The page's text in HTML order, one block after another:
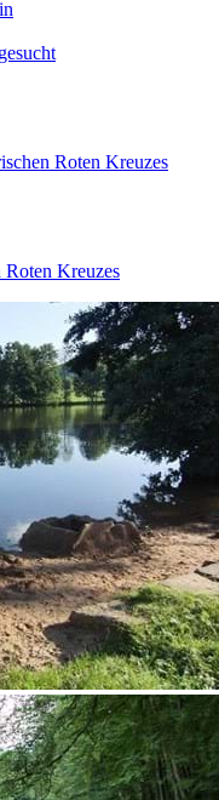
Roten Kreuzes
Roten Kreuzes